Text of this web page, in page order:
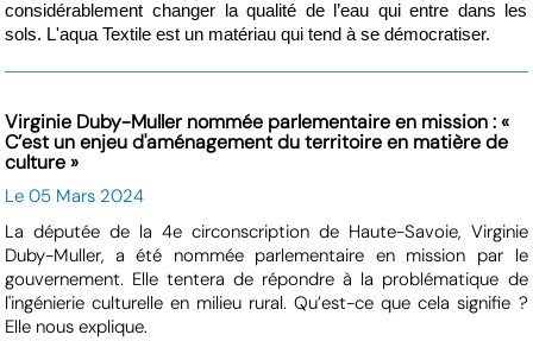
considérablement changer la qualité de l’eau qui entre dans les
sols. L'aqua Textile est un matériau qui tend à se démocratiser.
Virginie Duby-Muller nommée parlementaire en mission : «
C’est un enjeu d'aménagement du territoire en matière de
culture »
Le 05 Mars 2024
La députée de la 4e circonscription de Haute-Savoie, Virginie
Duby-Muller, a été nommée parlementaire en mission par le
gouvernement. Elle tentera de répondre à la problématique de
l'ingénierie culturelle en milieu rural. Qu’est-ce que cela signifie ?
Elle nous explique.